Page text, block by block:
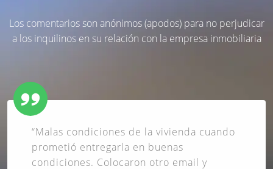
Los comentarios son anónimos (apodos) para no perjudicar
a los inquilinos en su relación con la empresa inmobiliaria
“Malas condiciones de la vivienda cuando
prometió entregarla en buenas
condiciones. Colocaron otro email y